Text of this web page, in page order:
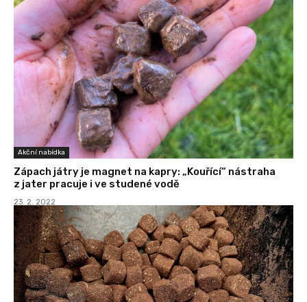
Akční nabídka
Zápach játry je magnet na kapry: „Kouřící“ nástraha
z jater pracuje i ve studené vodě
23. 2. 2022